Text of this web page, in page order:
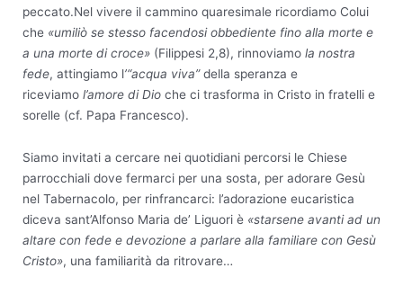
peccato.Nel vivere il cammino quaresimale ricordiamo Colui
che «umiliò se stesso facendosi obbediente fino alla morte e
a una morte di croce» (Filippesi 2,8), rinnoviamo la nostra
fede, attingiamo l’“acqua viva”della speranza e
riceviamo l’amore di Dio che ci trasforma in Cristo in fratelli e
sorelle (cf. Papa Francesco).
Siamo invitati a cercare nei quotidiani percorsi le Chiese
parrocchiali dove fermarci per una sosta, per adorare Gesù
nel Tabernacolo, per rinfrancarci: l’adorazione eucaristica
diceva sant’Alfonso Maria de’ Liguori è «starsene avanti ad un
altare con fede e devozione a parlare alla familiare con Gesù
Cristo», una familiarità da ritrovare…